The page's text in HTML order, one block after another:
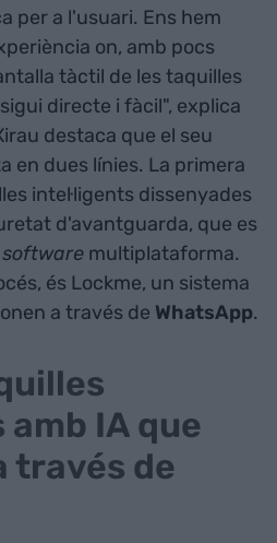
per a l'usuari. Ens hem
on, amb pocs
tàctil de les taquilles
directe i fàcil", explica
destaca que el seu
en dues línies. La primera
intel·ligents dissenyades
d'avantguarda, que es
software multiplataforma.
és Lockme, un sistema
a través de WhatsApp.
amb IA que
través de